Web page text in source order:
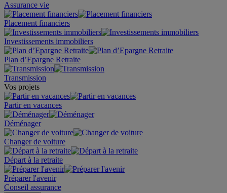
Assurance vie
Placement financiers
Investissements immobiliers
Plan d’Epargne Retraite
Transmission
Vos projets
Partir en vacances
Déménager
Changer de voiture
Départ à la retraite
Préparer l'avenir
Conseil assurance